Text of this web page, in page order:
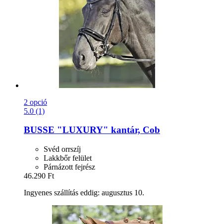
2 opció
5.0 (1)
BUSSE "LUXURY" kantár, Cob
Svéd orrszíj
Lakkbőr felület
Párnázott fejrész
46.290 Ft
Ingyenes szállítás eddig: augusztus 10.